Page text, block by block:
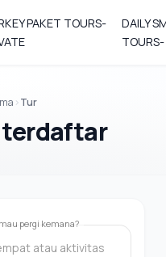
PAKET TOURS-
DAILY
Tur
terdaftar
pergi kemana?
atau aktivitas